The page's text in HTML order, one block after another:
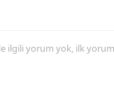
ilgili yorum yok, ilk